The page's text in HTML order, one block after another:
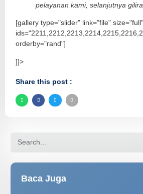
pelayanan kami, selanjutnya
[gallery type="slider" link="file"
orderby="rand"]
]]>
Share this post :
Baca Juga